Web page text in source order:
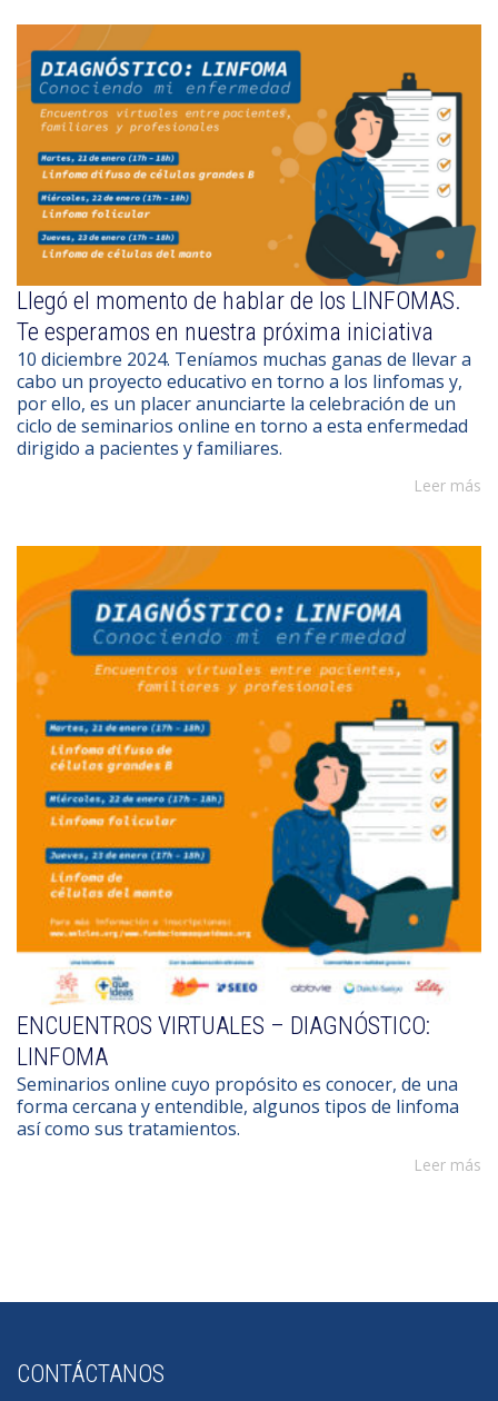
Llegó el momento de hablar de los LINFOMAS.
Te esperamos en nuestra próxima iniciativa
10 diciembre 2024. Teníamos muchas ganas de llevar a
cabo un proyecto educativo en torno a los linfomas y,
por ello, es un placer anunciarte la celebración de un
ciclo de seminarios online en torno a esta enfermedad
dirigido a pacientes y familiares.
Leer más
ENCUENTROS VIRTUALES – DIAGNÓSTICO:
LINFOMA
Seminarios online cuyo propósito es conocer, de una
forma cercana y entendible, algunos tipos de linfoma
así como sus tratamientos.
Leer más
CONTÁCTANOS